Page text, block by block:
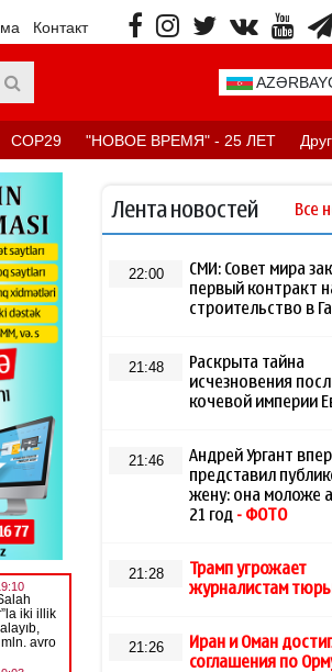
Контакт
COP29 "НОВОЕ ВРЕМЯ" - 25 ЛЕТ
Лента новостей Все
22:00
СМИ: Совет мира
первый контракт
строительство в
21:48
Раскрыта тайна
исчезновения
кочевой империи
21:46
Андрей Ургант
представил
жену: она моложе
21 год - ФОТО
21:28
Трамп угрожает
журналистам
21:26
Иран и Оман
соглашения по